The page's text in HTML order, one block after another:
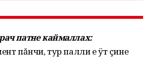
патне каймаллах:
пăнчи, тур палли е ÿт çине